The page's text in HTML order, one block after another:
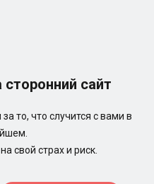
сайт
то, что случится с вами в
свой страх и риск.